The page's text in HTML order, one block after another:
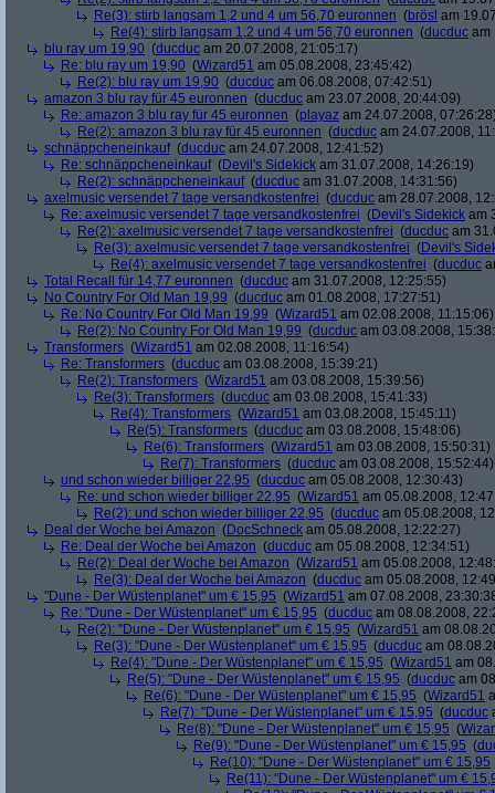
Re(3): stirb langsam 1,2 und 4 um 56,70 euronnen (brösl am
Re(4): stirb langsam 1,2 und 4 um 56,70 euronnen (ducduc am
blu ray um 19,90 (ducduc am 20.07.2008, 21:05:17)
Re: blu ray um 19,90 (Wizard51 am 05.08.2008, 23:45:42)
Re(2): blu ray um 19,90 (ducduc am 06.08.2008, 07:42:51)
amazon 3 blu ray für 45 euronnen (ducduc am 23.07.2008, 20:44:09)
Re: amazon 3 blu ray für 45 euronnen (playaz am 24.07.2008,
Re(2): amazon 3 blu ray für 45 euronnen (ducduc am 24.07.2008,
schnäppcheneinkauf(ducduc am 24.07.2008, 12:41:52)
Re: schnäppcheneinkauf(Devil's Sidekick am 31.07.2008, 14:26:19)
Re(2): schnäppcheneinkauf(ducduc am 31.07.2008, 14:31:56)
axelmusic versendet 7 tage versandkostenfrei (ducduc am 28.07.2008,
Re: axelmusic versendet 7 tage versandkostenfrei (Devil's Sidekick am
Re(2): axelmusic versendet 7 tage versandkostenfrei (ducduc am
Re(3): axelmusic versendet 7 tage versandkostenfrei (Devil's
Re(4): axelmusic versendet 7 tage versandkostenfrei (ducduc
Total Recall für 14,77 euronnen (ducduc am 31.07.2008, 12:25:55)
No Country For Old Man 19,99 (ducduc am 01.08.2008, 17:27:51)
Re: No Country For Old Man 19,99 (Wizard51 am 02.08.2008, 11:15:06)
Re(2): No Country For Old Man 19,99 (ducduc am 03.08.2008,
Transformers (Wizard51 am 02.08.2008, 11:16:54)
Re: Transformers (ducduc am 03.08.2008, 15:39:21)
Re(2): Transformers (Wizard51 am 03.08.2008, 15:39:56)
Re(3): Transformers (ducduc am 03.08.2008, 15:41:33)
Re(4): Transformers (Wizard51 am 03.08.2008, 15:45:11)
Re(5): Transformers (ducduc am 03.08.2008, 15:48:06)
Re(6): Transformers (Wizard51 am 03.08.2008, 15:50:31)
Re(7): Transformers (ducduc am 03.08.2008, 15:52:44)
und schon wieder billiger 22,95 (ducduc am 05.08.2008, 12:30:43)
Re: und schon wieder billiger 22,95 (Wizard51 am 05.08.2008,
Re(2): und schon wieder billiger 22,95 (ducduc am 05.08.2008,
Deal der Woche bei Amazon (DocSchneck am 05.08.2008, 12:22:27)
Re: Deal der Woche bei Amazon (ducduc am 05.08.2008, 12:34:51)
Re(2): Deal der Woche bei Amazon (Wizard51 am 05.08.2008,
Re(3): Deal der Woche bei Amazon (ducduc am 05.08.2008,
"Dune - Der Wüstenplanet" um € 15,95 (Wizard51 am 07.08.2008,
Re: "Dune - Der Wüstenplanet" um € 15,95 (ducduc am 08.08.2008,
Re(2): "Dune - Der Wüstenplanet" um € 15,95 (Wizard51 am
Re(3): "Dune - Der Wüstenplanet" um € 15,95 (ducduc am
Re(4): "Dune - Der Wüstenplanet" um € 15,95 (Wizard51 am
Re(5): "Dune - Der Wüstenplanet" um € 15,95 (ducduc am
Re(6): "Dune - Der Wüstenplanet" um € 15,95 (Wizard51
Re(7): "Dune - Der Wüstenplanet" um € 15,95 (ducduc
Re(8): "Dune - Der Wüstenplanet" um € 15,95 (
Re(9): "Dune - Der Wüstenplanet" um € 15,95 (
Re(10): "Dune - Der Wüstenplanet" um € 15,95
Re(11): "Dune - Der Wüstenplanet" um €